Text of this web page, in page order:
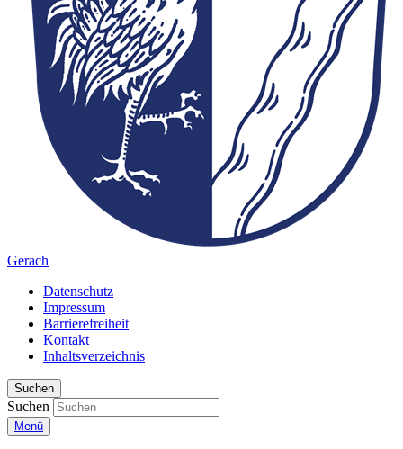
Gerach
Datenschutz
Impressum
Barrierefreiheit
Kontakt
Inhaltsverzeichnis
Suchen
Suchen
Menü